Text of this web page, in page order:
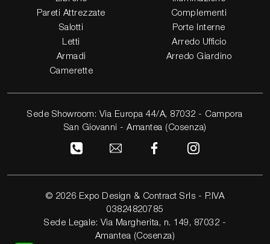
Pareti Attrezzate
Salotti
Letti
Armadi
Camerette
Complementi
Porte Interne
Arredo Ufficio
Arredo Giardino
Sede Showroom: Via Europa 44/A, 87032 - Campora
San Giovanni - Amantea (Cosenza)
© 2026 Expo Design & Contract Srls - P.IVA
03824820785
Sede Legale: Via Margherita, n. 149, 87032 -
Amantea (Cosenza)